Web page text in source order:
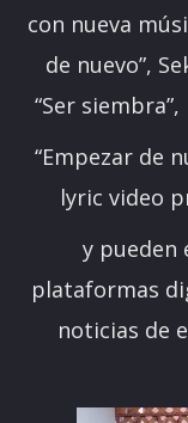
con nueva
de nuevo”,
“Ser
“Empezar de
lyric video
y pueden
plataformas
noticias de